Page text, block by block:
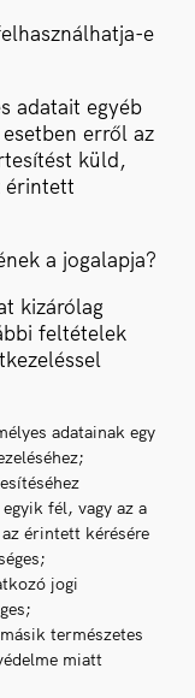
e
adatait egyéb
erről az
küld,
érintett
a jogalapja?
kizárólag
feltételek
adatainak egy
fél, vagy az a
érintett kérésére
jogi
természetes
miatt